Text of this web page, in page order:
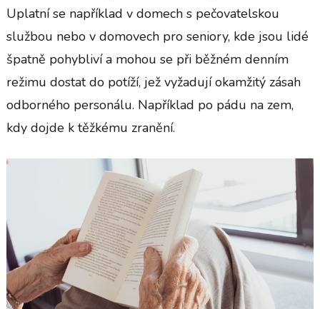
Uplatní se například v domech s pečovatelskou
službou nebo v domovech pro seniory, kde jsou lidé
špatně pohybliví a mohou se při běžném denním
režimu dostat do potíží, jež vyžadují okamžitý zásah
odborného personálu. Například po pádu na zem,
kdy dojde k těžkému zranění.